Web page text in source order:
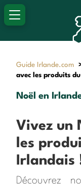
Guide Irlande.com
avec les produits
Noël en
Vivez un
les
Irlandais
Découvrez